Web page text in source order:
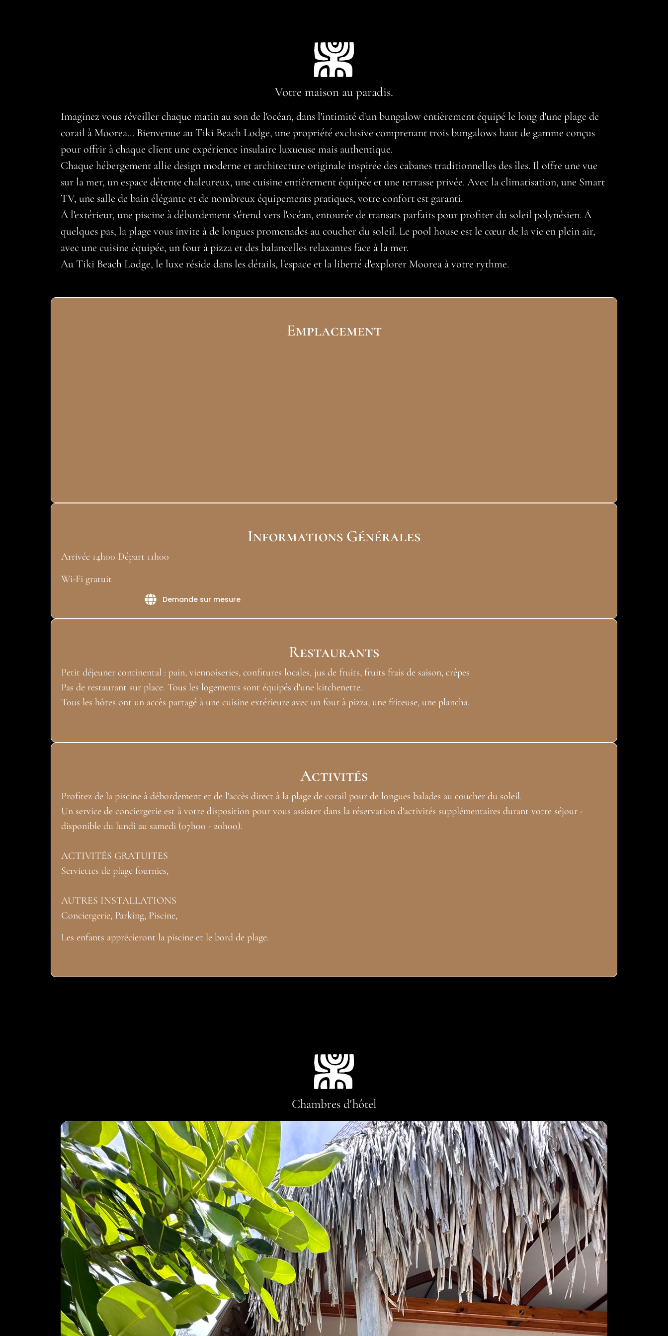
Votre maison au paradis.
Imaginez vous réveiller chaque matin au son de l'océan, dans l'intimité d'un bungalow entièrement équipé le long d'une plage de
corail à Moorea... Bienvenue au Tiki Beach Lodge, une propriété exclusive comprenant trois bungalows haut de gamme conçus
pour offrir à chaque client une expérience insulaire luxueuse mais authentique.
Chaque hébergement allie design moderne et architecture originale inspirée des cabanes traditionnelles des îles. Il offre une vue
sur la mer, un espace détente chaleureux, une cuisine entièrement équipée et une terrasse privée. Avec la climatisation, une Smart
TV, une salle de bain élégante et de nombreux équipements pratiques, votre confort est garanti.
À l'extérieur, une piscine à débordement s'étend vers l'océan, entourée de transats parfaits pour profiter du soleil polynésien. À
quelques pas, la plage vous invite à de longues promenades au coucher du soleil. Le pool house est le cœur de la vie en plein air,
avec une cuisine équipée, un four à pizza et des balancelles relaxantes face à la mer.
Au Tiki Beach Lodge, le luxe réside dans les détails, l'espace et la liberté d'explorer Moorea à votre rythme.
Emplacement
Informations Générales
Arrivée 14h00 Départ 11h00
Wi-Fi gratuit
Restaurants
Petit déjeuner continental : pain, viennoiseries, confitures locales, jus de fruits, fruits frais de saison, crêpes
Pas de restaurant sur place. Tous les logements sont équipés d'une kitchenette.
Tous les hôtes ont un accès partagé à une cuisine extérieure avec un four à pizza, une friteuse, une plancha.
Activités
Profitez de la piscine à débordement et de l'accès direct à la plage de corail pour de longues balades au coucher du soleil.
Un service de conciergerie est à votre disposition pour vous assister dans la réservation d'activités supplémentaires durant votre séjour -
disponible du lundi au samedi (07h00 - 20h00).
ACTIVITÉS GRATUITES
Serviettes de plage fournies,
AUTRES INSTALLATIONS
Conciergerie, Parking, Piscine,
Les enfants apprécieront la piscine et le bord de plage.
Chambres d'hôtel
Demande sur mesure